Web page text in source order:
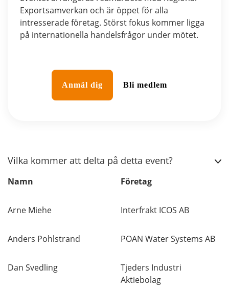
Exportsamverkan och är öppet för alla
intresserade företag. Störst fokus kommer ligga
på internationella handelsfrågor under mötet.
Anmäl dig Bli medlem
Vilka kommer att delta på detta event?
Namn Företag
Arne Miehe Interfrakt ICOS AB
Anders Pohlstrand POAN Water Systems AB
Dan Svedling
Tjeders Industri
Aktiebolag